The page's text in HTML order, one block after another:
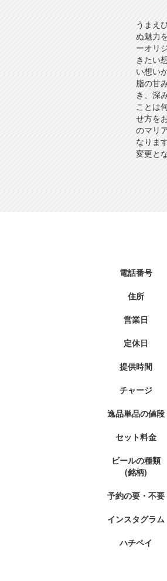
うまえ
ぬ魅力
ーオリ
きたい
い想い
脂の甘
き、深
ことは
せ方を
のマリ
なりま
変更と
電話番号
住所
営業日
定休日
提供時間
チャージ
逸品単品の値段
セット料金
ビールの種類
(銘柄)
予約の要・不要
インスタグラム
ハチペイ